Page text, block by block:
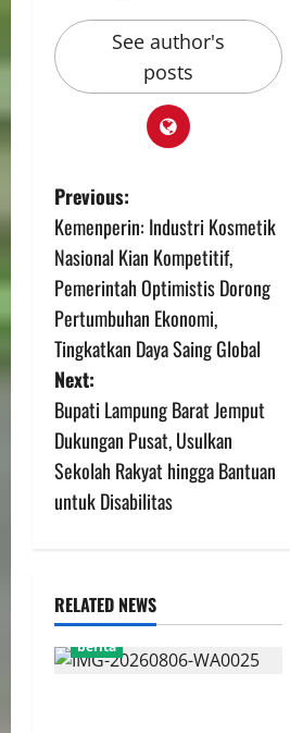
See author's
posts
Previous:
Kemenperin: Industri Kosmetik
Nasional Kian Kompetitif,
Pemerintah Optimistis Dorong
Pertumbuhan Ekonomi,
Tingkatkan Daya Saing Global
Next:
Bupati Lampung Barat Jemput
Dukungan Pusat, Usulkan
Sekolah Rakyat hingga Bantuan
untuk Disabilitas
RELATED NEWS
berita